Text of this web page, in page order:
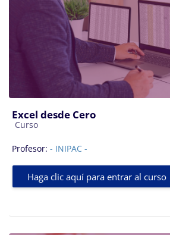
Excel desde Cero
Categoría de cursos
Curso
Profesor: - INIPAC -
Haga clic aquí para entrar al curso